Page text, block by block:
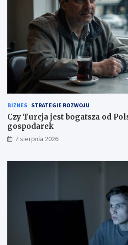
c
i
ć
a
g
ę
?
n
a
n
g
o
s
p
o
d
BIZNES STRATEGIE ROZWOJU
Czy Turcja jest bogatsza od
gospodarek
7 sierpnia 2026